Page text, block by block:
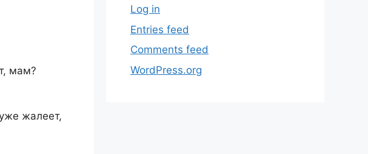
мам?
жалеет,
Log in
Entries feed
Comments feed
WordPress.org